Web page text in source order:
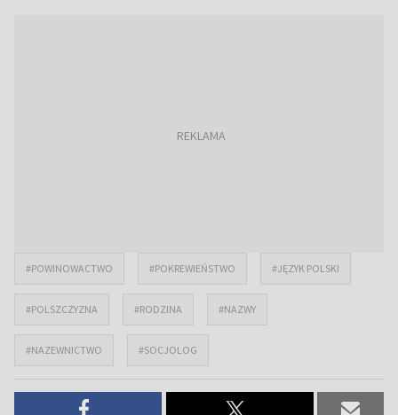
#POWINOWACTWO #POKREWIEŃSTWO #JĘZYK POLSKI
#POLSZCZYZNA #RODZINA #NAZWY
#NAZEWNICTWO #SOCJOLOG